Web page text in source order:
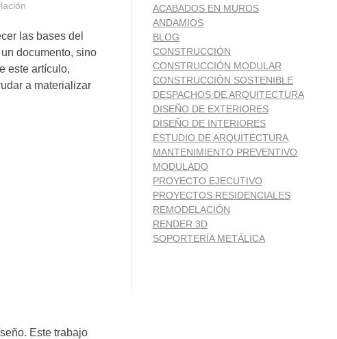
las bases del
documento, sino
este artículo,
a materializar
Este trabajo
ACABADOS EN MUROS
ANDAMIOS
BLOG
CONSTRUCCIÓN
CONSTRUCCIÓN MODULAR
CONSTRUCCIÓN SOSTENIBLE
DESPACHOS DE ARQUITECTURA
DISEÑO DE EXTERIORES
DISEÑO DE INTERIORES
ESTUDIO DE ARQUITECTURA
MANTENIMIENTO PREVENTIVO
MODULADO
PROYECTO EJECUTIVO
PROYECTOS RESIDENCIALES
REMODELACIÓN
RENDER 3D
SOPORTERÍA METÁLICA